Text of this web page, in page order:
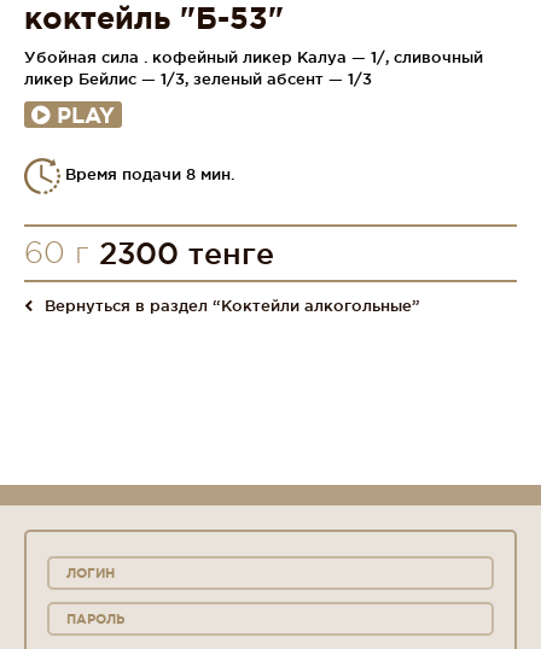
коктейль "Б-53"
Убойная сила . кофейный ликер Калуа — 1/, сливочный
ликер Бейлис — 1/3, зеленый абсент — 1/3
PLAY
Время подачи 8 мин.
60 г 2300 тенге
Вернуться в раздел “Коктейли алкогольные”